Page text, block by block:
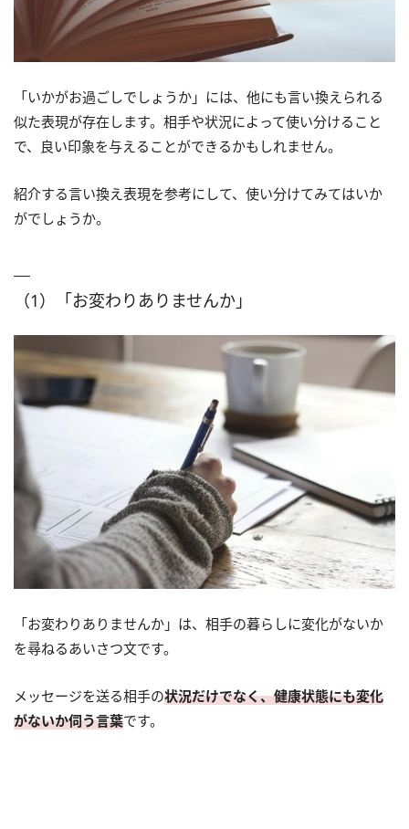
「いかがお過ごしでしょうか」には、他にも言い換えられる
似た表現が存在します。相手や状況によって使い分けること
で、良い印象を与えることができるかもしれません。
紹介する言い換え表現を参考にして、使い分けてみてはいか
がでしょうか。
（1）「お変わりありませんか」
「お変わりありませんか」は、相手の暮らしに変化がないか
を尋ねるあいさつ文です。
メッセージを送る相手の状況だけでなく、健康状態にも変化
がないか伺う言葉です。